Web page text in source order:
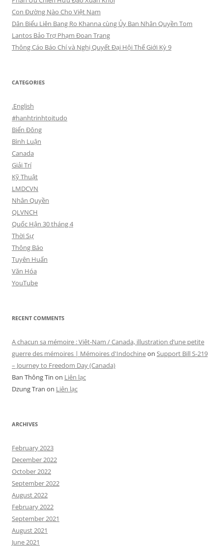
Con Đường Nào Cho Việt Nam
Dân Biểu Liên Bang Ro Khanna cùng Ủy Ban Nhân Quyền Tom
Lantos Bảo Trợ Phạm Đoan Trang
Thông Cáo Báo Chí và Nghị Quyết Đại Hội Thế Giới Kỳ 9
CATEGORIES
.English
#hanhtrinhtoitudo
Biển Đông
Bình Luận
Canada
Giải Trí
Kỹ Thuật
LMDCVN
Nhân Quyền
QLVNCH
Quốc Hận 30 tháng 4
Thời Sự
Thông Báo
Tuyên Huấn
Văn Hóa
YouTube
RECENT COMMENTS
A chacun sa mémoire : Viêt-Nam / Canada, illustration d’une petite
guerre des mémoires | Mémoires d'Indochineon Support Bill S-219
– Journey to Freedom Day (Canada)
Ban Thông Tin on Liên lạc
Dzung Tran on Liên lạc
ARCHIVES
February 2023
December 2022
October 2022
September 2022
August 2022
February 2022
September 2021
August 2021
June 2021